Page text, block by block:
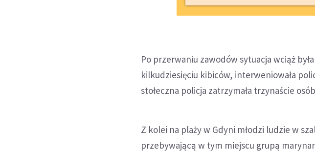
Po przerwaniu zawodów sytuacja wciąż
kilkudziesięciu kibiców, interweniowała
stołeczna policja zatrzymała trzynaście
Z kolei na plaży w Gdyni młodzi ludzie w
przebywającą w tym miejscu grupą